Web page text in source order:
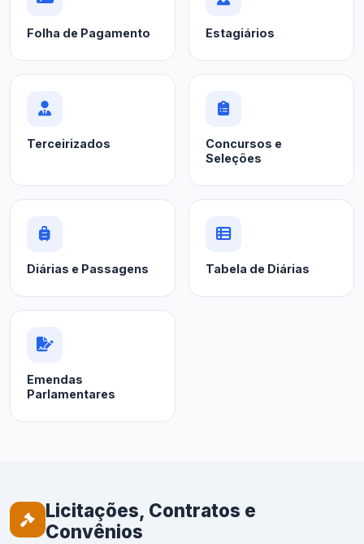
Folha de Pagamento Estagiários
Terceirizados
Concursos e
Seleções
Diárias e Passagens Tabela de Diárias
Emendas
Parlamentares
Licitações, Contratos e
Convênios